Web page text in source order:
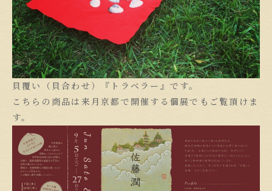
貝覆い（貝合わせ）『トラベラー』です。
こちらの商品は来月京都で開催する個展でもご覧頂けま
す。